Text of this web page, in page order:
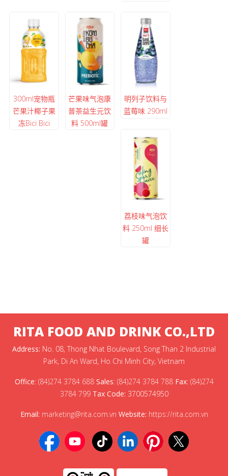
300ml宠物瓶
芒果汁椰子果
冻Bici Bici
芒果味气泡康
普茶益生元饮
料 500ml罐
明列子饮料与
蓝莓味 290ml
荔枝味气泡饮
料 250ml 细长
罐
RITA FOOD AND DRINK CO.,LTD
Address: No. 08, Thong Nhat Boulevard, Song Than 2 Industrial
Park, Di An Ward, Ho Chi Minh City, Vietnam
Office: (84)274 3784 688 Sales: (84)274 3784 788 Fax: (84)274
3784 799 Tax Code: 3700574950
Email: marketing@rita.com.vn Website: https://rita.com.vn